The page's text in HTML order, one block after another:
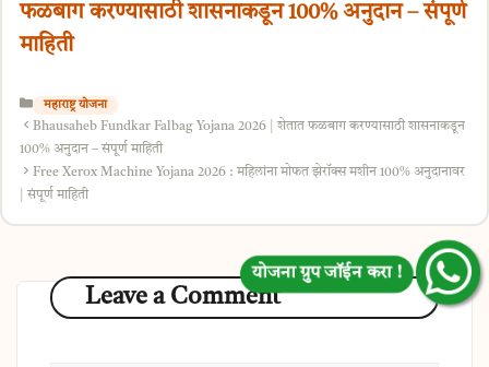
फळबाग करण्यासाठी शासनाकडून 100% अनुदान – संपूर्ण
माहिती
Categories
महाराष्ट्र योजना
Bhausaheb Fundkar Falbag Yojana 2026 | शेतात फळबाग करण्यासाठी शासनाकडून
100% अनुदान – संपूर्ण माहिती
Free Xerox Machine Yojana 2026 : महिलांना मोफत झेरॉक्स मशीन 100% अनुदानावर
| संपूर्ण माहिती
Leave a Comment
योजना ग्रुप जॉईन करा !